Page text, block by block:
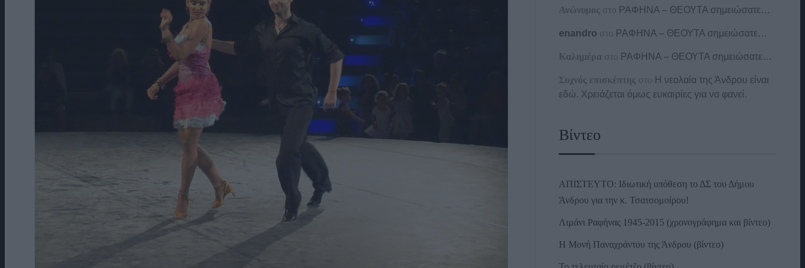
Ανώνυμος στο ΡΑΦΗΝΑ – ΘΕΟΥΤΑ σημειώσατε…
enandro στο ΡΑΦΗΝΑ – ΘΕΟΥΤΑ σημειώσατε…
Καλημέρα στο ΡΑΦΗΝΑ – ΘΕΟΥΤΑ σημειώσατε…
Συχνός επισκέπτης στο Η νεολαία της Άνδρου είναι
εδώ. Χρειάζεται όμως ευκαιρίες για να φανεί.
Βίντεο
ΑΠΙΣΤΕΥΤΟ: Ιδιωτική υπόθεση το ΔΣ του Δήμου
Άνδρου για την κ. Τσατσομοίρου!
Λιμάνι Ραφήνας 1945-2015 (χρονογράφημα και βίντεο)
Η Μονή Παναχράντου της Άνδρου (βίντεο)